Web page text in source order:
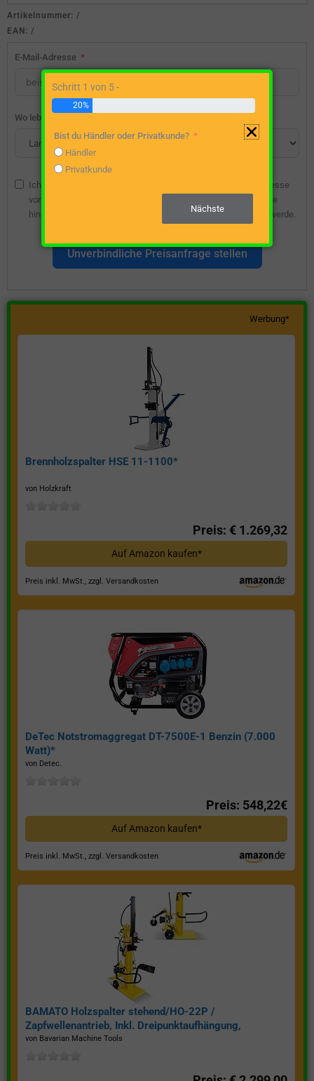
Artikelnummer: /
EAN: /
E-Mail-Adresse
Wo lebst du?
Ich bin damit einverstanden, dass die angegebene E-Mail-Adresse
vom Webseitenbetreiber gespeichert wird, damit ich über diese
hinsichtlich eines unverbindlichen Preisangebots kontaktiert werde.
Unverbindliche Preisanfrage stellen
Werbung*
Brennholzspalter HSE 11-1100*
von Holzkraft
Preis: € 1.269,32
Auf Amazon kaufen*
Preis inkl. MwSt., zzgl. Versandkosten
DeTec Notstromaggregat DT-7500E-1 Benzin (7.000
Watt)*
von Detec.
Preis: 548,22€
Auf Amazon kaufen*
Preis inkl. MwSt., zzgl. Versandkosten
BAMATO Holzspalter stehend/HO-22P /
Zapfwellenantrieb, Inkl. Dreipunktaufhängung,
Spaltkraft 22 Tonnen*
von Bavarian Machine Tools
Schritt 1 von 5 -
20%
Bist du Händler oder Privatkunde?
Händler
Privatkunde
Nächste